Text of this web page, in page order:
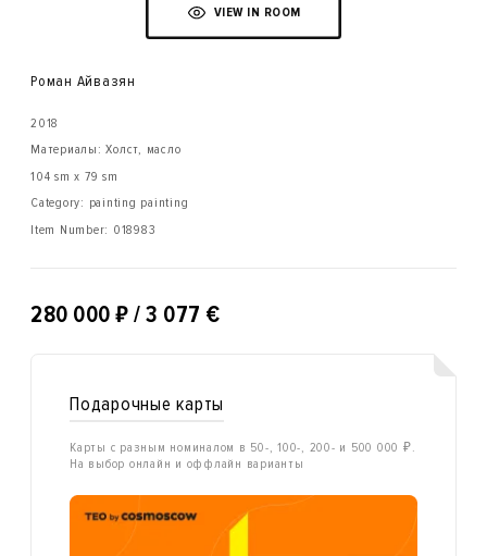
VIEW IN ROOM
Роман Айвазян
2018
Материалы: Холст, масло
104 sm x 79 sm
Category: painting painting
Item Number: 018983
280 000 ₽ / 3 077 €
Подарочные карты
Карты с разным номиналом в 50-, 100-, 200- и 500 000 ₽.
На выбор онлайн и оффлайн варианты